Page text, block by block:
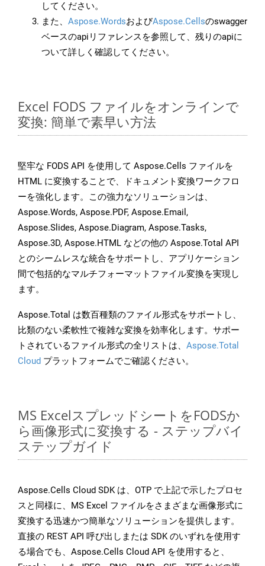
してください。
また、 Aspose.WordsおよびAspose.Cellsのswagger
ベースのapiリファレンスを参照して、残りのapiに
ついて詳しく確認してください。
Excel FODS ファイルをオンラインで
変換: 簡単で素早い方法
堅牢な FODS API を使用して Aspose.Cells ファイルを
HTML に変換することで、ドキュメント変換ワークフロ
ーを強化します。この強力なソリューションは、
Aspose.Words, Aspose.PDF, Aspose.Email,
Aspose.Slides, Aspose.Diagram, Aspose.Tasks,
Aspose.3D, Aspose.HTML などの他の Aspose.Total API
とのシームレスな統合をサポートし、アプリケーション
間で包括的なマルチフォーマットファイル変換を実現し
ます。
Aspose.Total は数百種類のファイル形式をサポートし、
比類のない柔軟性で複雑な変換を効率化します。サポー
トされているファイル形式の全リストは、 Aspose.Total
Cloud プラットフォームでご確認ください。
MS ExcelスプレッドシートをFODSか
ら画像形式に変換する - ステップバイ
ステップガイド
Aspose.Cells Cloud SDK は、OTP で上記で示したプロセ
スと同様に、MS Excel ファイルをさまざまな画像形式に
変換する迅速かつ簡単なソリューションを提供します。
直接の REST API 呼び出しまたは SDK のいずれを使用す
る場合でも、Aspose.Cells Cloud API を使用すると、